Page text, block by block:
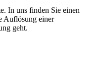
In uns finden Sie einen
Auflösung einer
geht.